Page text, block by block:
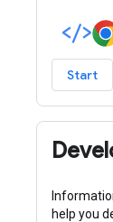
Start
help you